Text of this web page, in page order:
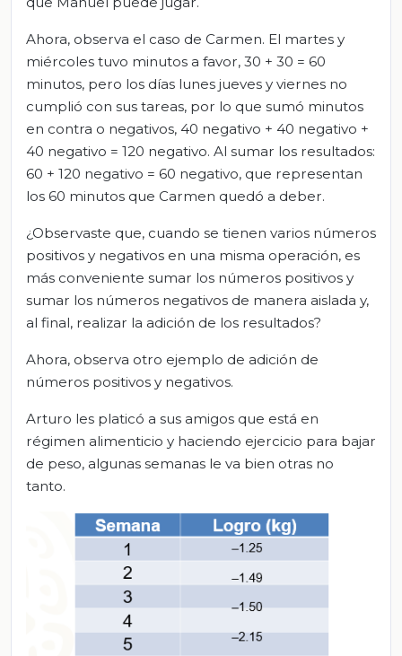
Ahora, observa el caso de Carmen. El martes y
miércoles tuvo minutos a favor, 30 + 30 = 60
minutos, pero los días lunes jueves y viernes no
cumplió con sus tareas, por lo que sumó minutos
en contra o negativos, 40 negativo + 40 negativo +
40 negativo = 120 negativo. Al sumar los resultados:
60 + 120 negativo = 60 negativo, que representan
los 60 minutos que Carmen quedó a deber.
¿Observaste que, cuando se tienen varios números
positivos y negativos en una misma operación, es
más conveniente sumar los números positivos y
sumar los números negativos de manera aislada y,
al final, realizar la adición de los resultados?
Ahora, observa otro ejemplo de adición de
números positivos y negativos.
Arturo les platicó a sus amigos que está en
régimen alimenticio y haciendo ejercicio para bajar
de peso, algunas semanas le va bien otras no
tanto.